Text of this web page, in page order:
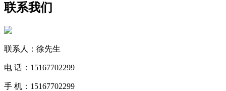
联系我们
联系人：徐先生
电 话：15167702299
手 机：15167702299